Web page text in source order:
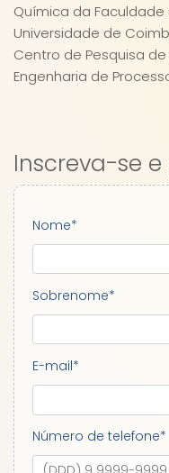
Química da
Universidade de
Centro de Pesquisa
Engenharia de
Inscreva-se
Nome*
Sobrenome*
E-mail*
Número de telefone*